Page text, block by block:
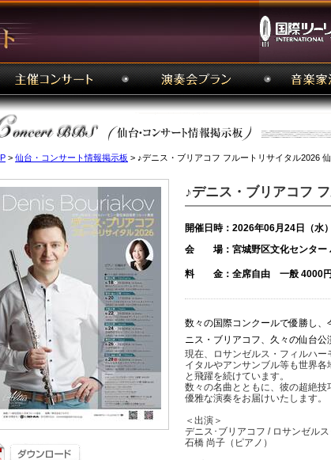
> 仙台・コンサート情報掲示板 > ♪デニス・ブリアコフ フルートリサイタル2026
♪デニス・ブリアコフ
開催日時：2026年06月24日（水
会 場：宮城野区文化センター
料 金：全席自由 一般 4000
数々の国際コンクールで優勝し
ニス・ブリアコフ、久々の仙台公
現在、ロサンゼルス・フィルハ
イタルやアンサンブル等も世界
と飛躍を続けています。
数々の名曲とともに、彼の超絶
優雅な演奏をお届けいたします。
＜出演＞
デニス･ブリアコフ / ロサンゼル
石橋 尚子（ピアノ）